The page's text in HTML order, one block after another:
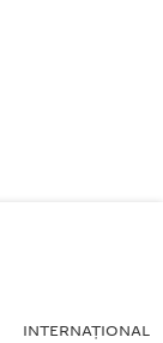
INTERNAŢIONAL